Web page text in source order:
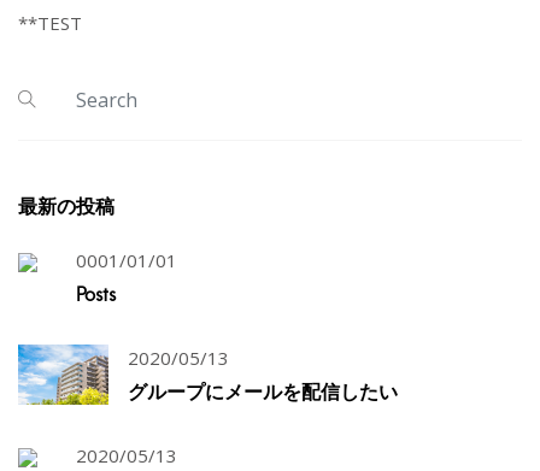
**TEST
最新の投稿
0001/01/01
Posts
2020/05/13
グループにメールを配信したい
2020/05/13